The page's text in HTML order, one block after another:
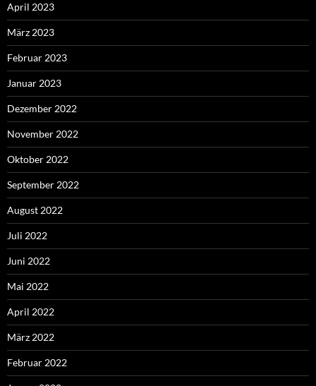
April 2023
März 2023
Februar 2023
Januar 2023
Dezember 2022
November 2022
Oktober 2022
September 2022
August 2022
Juli 2022
Juni 2022
Mai 2022
April 2022
März 2022
Februar 2022